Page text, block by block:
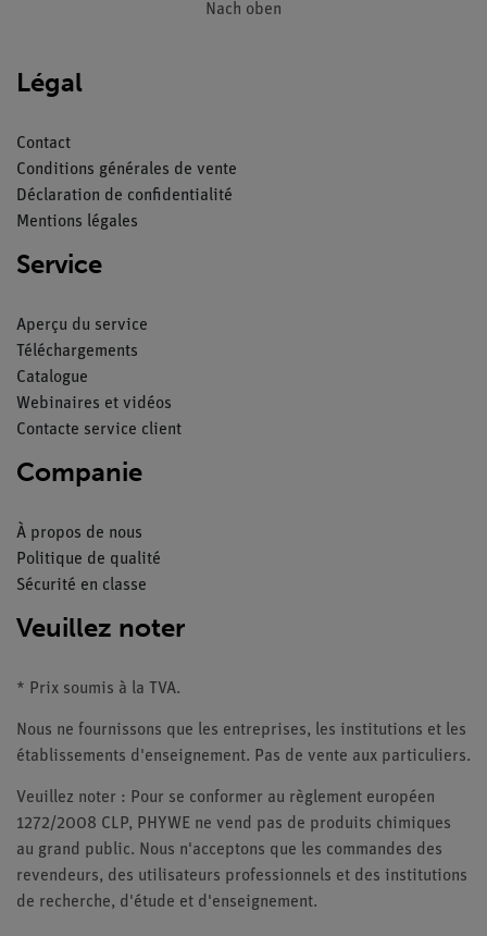
Nach oben
Légal
Contact
Conditions générales de vente
Déclaration de confidentialité
Mentions légales
Service
Aperçu du service
Téléchargements
Catalogue
Webinaires et vidéos
Contacte service client
Companie
À propos de nous
Politique de qualité
Sécurité en classe
Veuillez noter
* Prix soumis à la TVA.
Nous ne fournissons que les entreprises, les institutions et les
établissements d'enseignement. Pas de vente aux particuliers.
Veuillez noter : Pour se conformer au règlement européen
1272/2008 CLP, PHYWE ne vend pas de produits chimiques
au grand public. Nous n'acceptons que les commandes des
revendeurs, des utilisateurs professionnels et des institutions
de recherche, d'étude et d'enseignement.